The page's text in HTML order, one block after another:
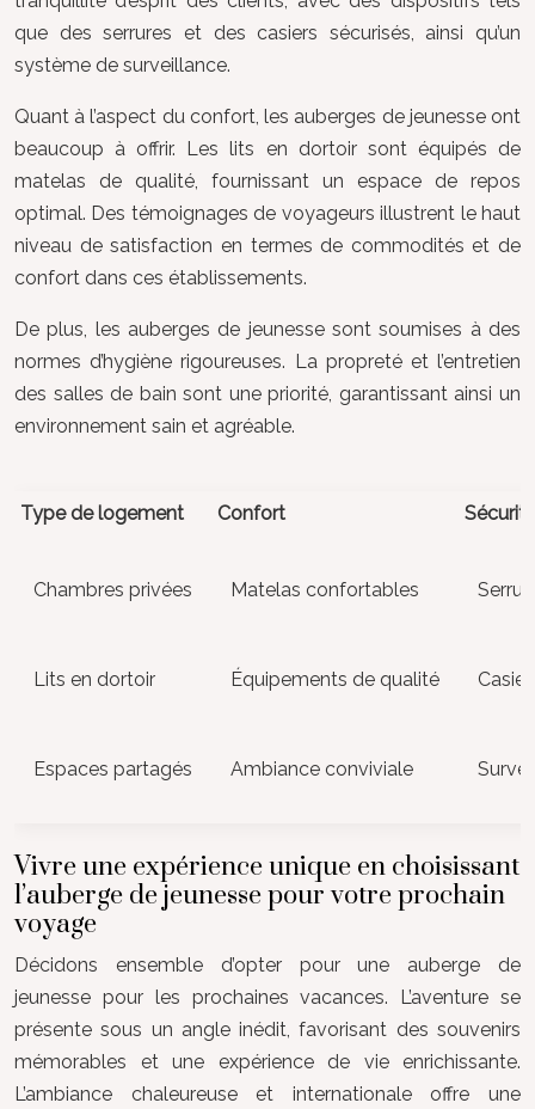
que des serrures et des casiers sécurisés, ainsi qu’un
système de surveillance.
Quant à l’aspect du confort, les auberges de jeunesse ont
beaucoup à offrir. Les lits en dortoir sont équipés de
matelas de qualité, fournissant un espace de repos
optimal. Des témoignages de voyageurs illustrent le haut
niveau de satisfaction en termes de commodités et de
confort dans ces établissements.
De plus, les auberges de jeunesse sont soumises à des
normes d’hygiène rigoureuses. La propreté et l’entretien
des salles de bain sont une priorité, garantissant ainsi un
environnement sain et agréable.
Type de logement Confort Sécurité
Chambres privées Matelas confortables
Lits en dortoir Équipements de qualité
Espaces partagés Ambiance conviviale
Vivre une expérience unique en choisissant
l’auberge de jeunesse pour votre prochain
voyage
Décidons ensemble d’opter pour une auberge de
jeunesse pour les prochaines vacances. L’aventure se
présente sous un angle inédit, favorisant des souvenirs
mémorables et une expérience de vie enrichissante.
L’ambiance chaleureuse et internationale offre une